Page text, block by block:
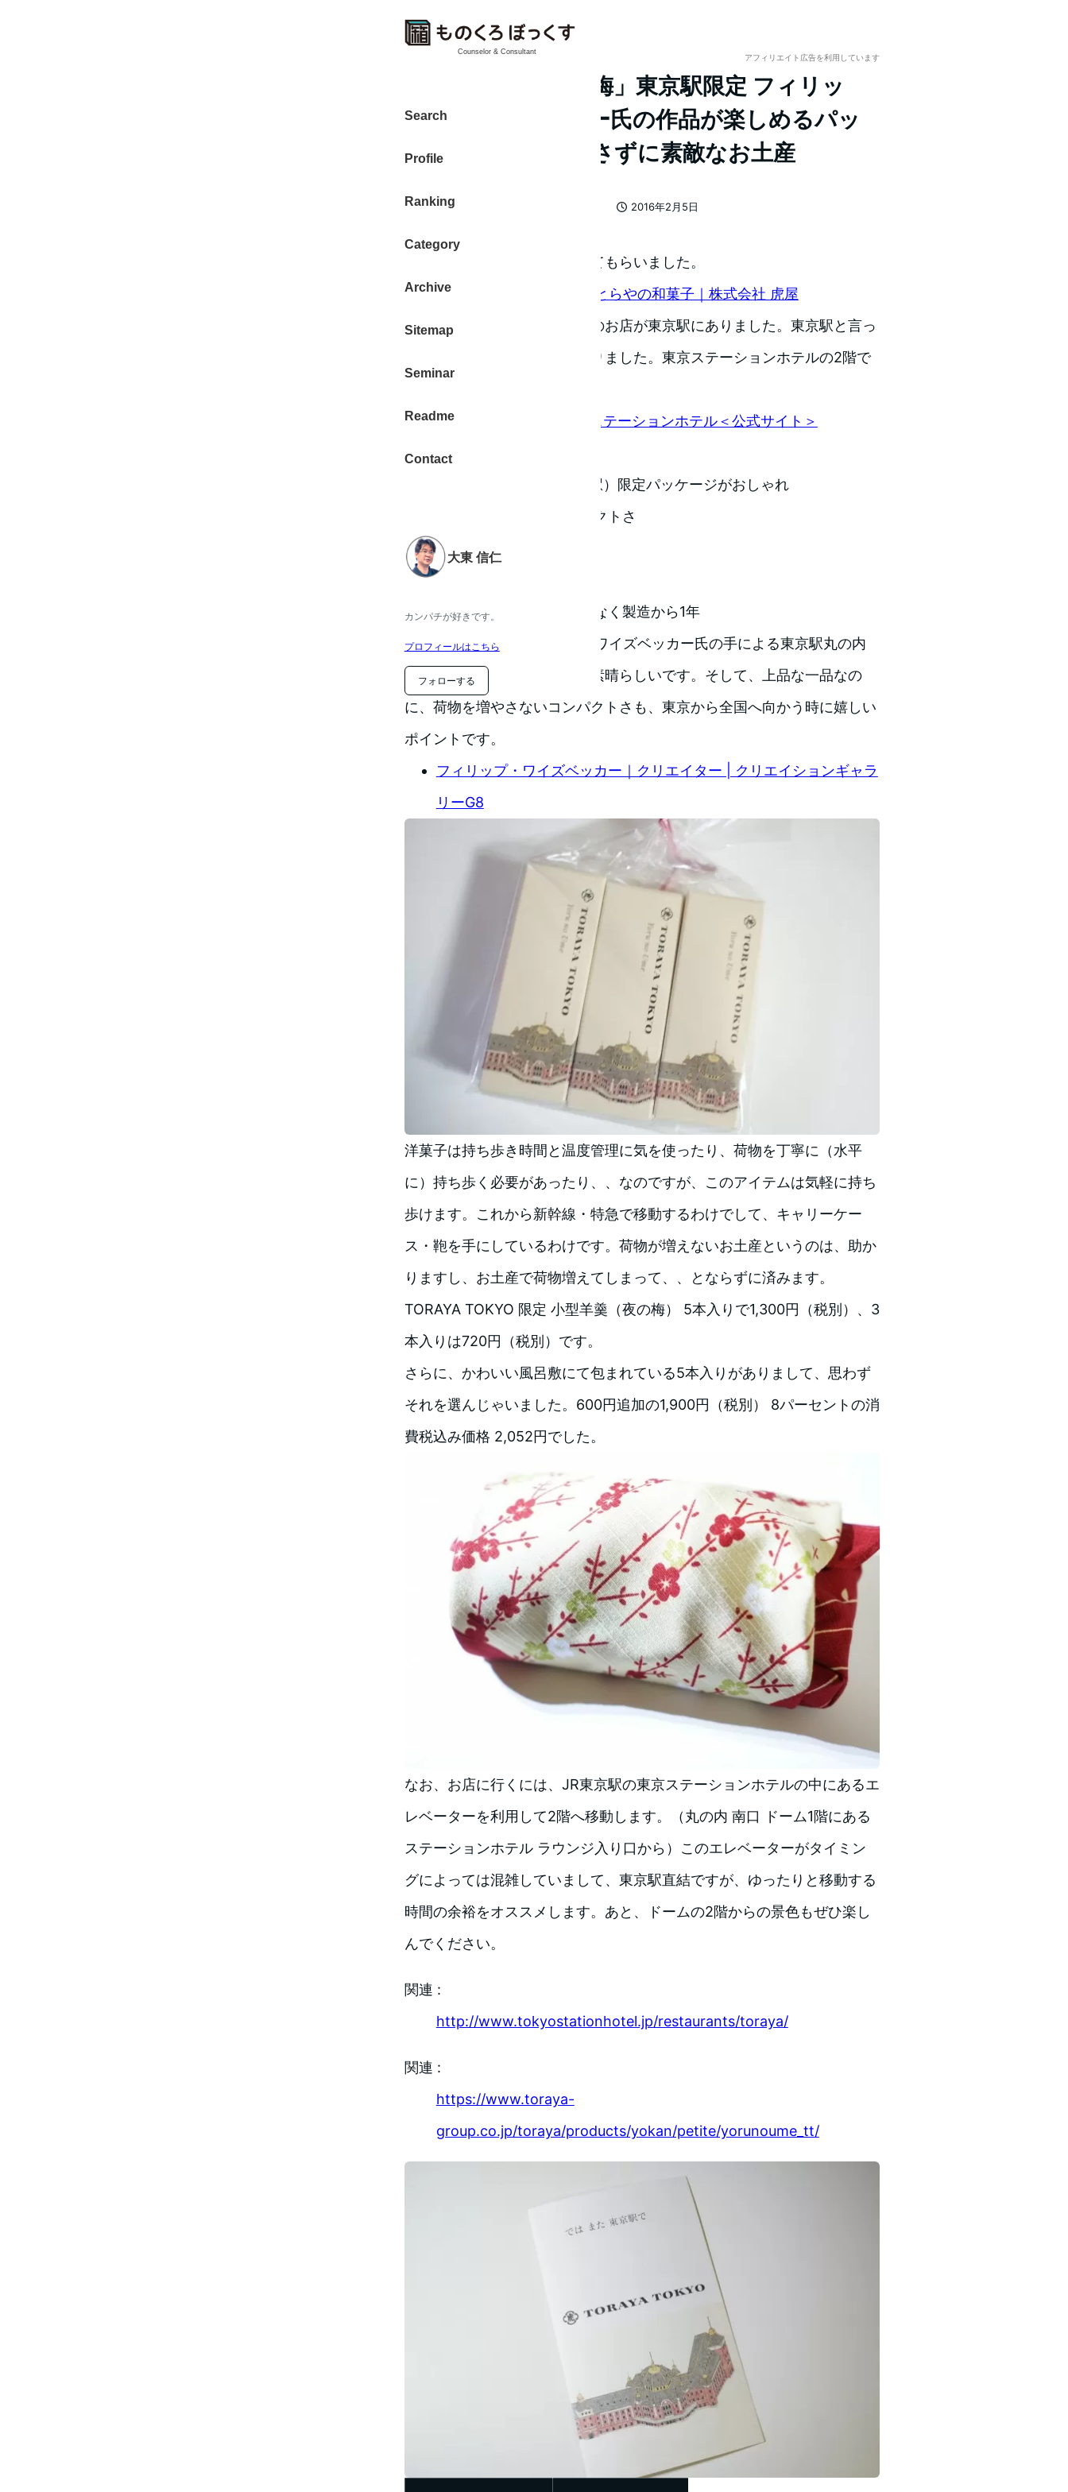
Counselor & Consultant
Search
Profile
Ranking
Category
Archive
Sitemap
Seminar
Readme
Contact
大東 信仁
カンパチが好きです。
プロフィールはこちら
フォローする
アフィリエイト広告を利用しています
とらや 羊羹「夜の梅」東京駅限定 フィリッ
プ・ワイズベッカー氏の作品が楽しめるパッ
ケージ 荷物を増やさずに素敵なお土産
2016年2月5日
者
大東 信仁（ものくろ）
東京駅の素敵なお土産を教えてもらいました。
小形羊羹 夜の梅 | 羊羹 | とらやの和菓子｜株式会社 虎屋
羊羹で有名な「とらや」さんのお店が東京駅にありました。東京駅と言っ
ても、ちょっと違う場所にありました。東京ステーションホテルの2階で
TORAYA TOKYO｜東京ステーションホテル＜公式サイト＞
これ！いい！と感じたのが、、
TORAYA TOKYO（東京駅）限定パッケージがおしゃれ
荷物を増やさないコンパクトさ
でも、素敵な一品
持ち歩いても痛みにくい
賞味期限が本日中とかでなく製造から1年
パリ在住の画家 フィリップ・ワイズベッカー氏の手による東京駅丸の内
駅舎のパッケージデザインが素晴らしいです。そして、上品な一品なの
に、荷物を増やさないコンパクトさも、東京から全国へ向かう時に嬉しい
ポイントです。
フィリップ・ワイズベッカー｜クリエイター | クリエイションギャラ
リーG8
洋菓子は持ち歩き時間と温度管理に気を使ったり、荷物を丁寧に（水平
に）持ち歩く必要があったり、、なのですが、このアイテムは気軽に持ち
歩けます。これから新幹線・特急で移動するわけでして、キャリーケー
ス・鞄を手にしているわけです。荷物が増えないお土産というのは、助か
りますし、お土産で荷物増えてしまって、、とならずに済みます。
TORAYA TOKYO 限定 小型羊羹（夜の梅） 5本入りで1,300円（税別）、3
本入りは720円（税別）です。
さらに、かわいい風呂敷にて包まれている5本入りがありまして、思わず
それを選んじゃいました。600円追加の1,900円（税別） 8パーセントの消
費税込み価格 2,052円でした。
なお、お店に行くには、JR東京駅の東京ステーションホテルの中にあるエ
レベーターを利用して2階へ移動します。（丸の内 南口 ドーム1階にある
ステーションホテル ラウンジ入り口から）このエレベーターがタイミン
グによっては混雑していまして、東京駅直結ですが、ゆったりと移動する
時間の余裕をオススメします。あと、ドームの2階からの景色もぜひ楽し
んでください。
関連 :
http://www.tokyostationhotel.jp/restaurants/toraya/
関連 :
https://www.toraya-
group.co.jp/toraya/products/yokan/petite/yorunoume_tt/